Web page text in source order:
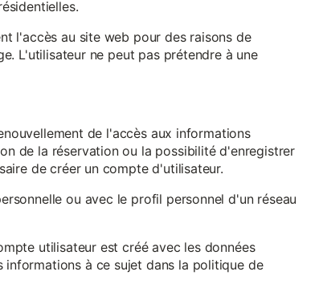
l'accès au site web pour des raisons de
L'utilisateur ne peut pas prétendre à une
de l'accès aux informations
de la réservation ou la possibilité d'enregistrer
de créer un compte d'utilisateur.
ou avec le profil personnel d'un réseau
utilisateur est créé avec les données
informations à ce sujet dans la politique de